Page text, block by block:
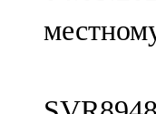
107,7 FM